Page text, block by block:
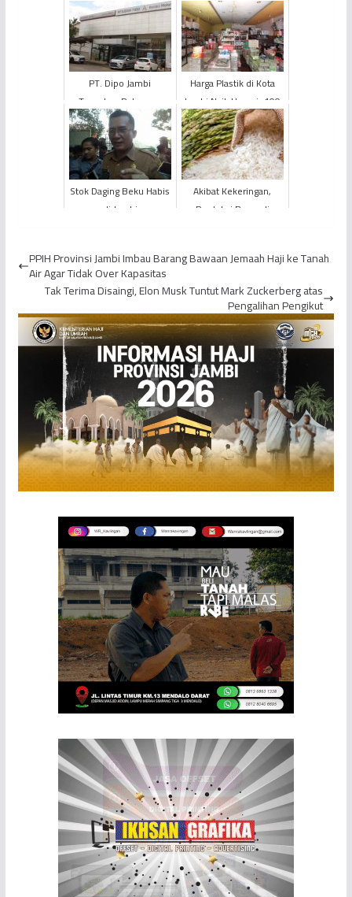
PT. Dipo Jambi
Tawarkan Potongan
Delapan Juta Rupiah
Untuk Xpander Cross
Harga Plastik di Kota
Jambi Naik Hampir 100
Persen
Stok Daging Beku Habis
di Jambi
Akibat Kekeringan,
Produksi Beras di
PPIH Provinsi Jambi Imbau Barang Bawaan Jemaah Haji ke Tanah
Air Agar Tidak Over Kapasitas
Tak Terima Disaingi, Elon Musk Tuntut Mark Zuckerberg atas
Pengalihan Pengikut